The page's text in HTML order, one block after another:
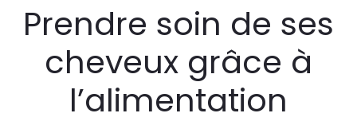
Prendre soin de ses
cheveux grâce à
l’alimentation